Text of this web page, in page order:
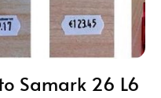
Samark 26 L6